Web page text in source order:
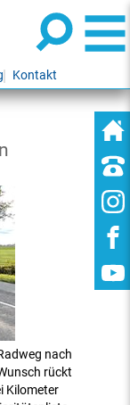
Kontakt
nach
rückt
Kilometer